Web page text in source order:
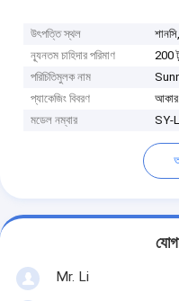
উৎপত্তি স্থল
ন্যূনতম চাহিদার পরিমাণ
200
পরিচিতিমুলক নাম
প্যাকেজিং বিবরণ
মডেল নম্বার
SY-
Mr. Li